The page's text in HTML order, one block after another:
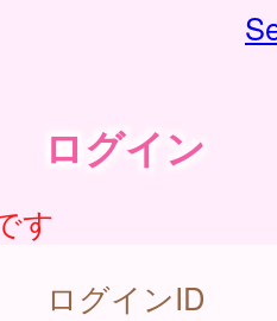
ログイン
す
ログインID